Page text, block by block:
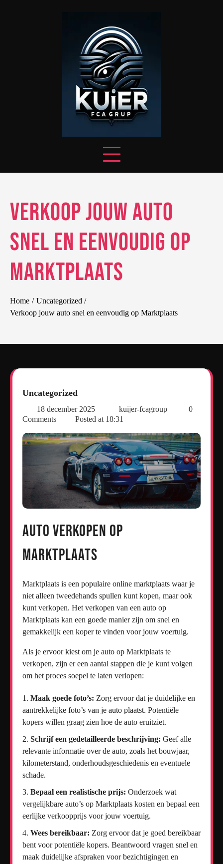
Verkoop jouw auto
snel en eenvoudig op
Marktplaats
Home
Uncategorized
Verkoop jouw auto snel en eenvoudig op Marktplaats
Uncategorized
18 december 2025 kuijer-fcagroup
0
Comments
Posted at 18:31
Auto verkopen op
Marktplaats
Marktplaats is een populaire online marktplaats waar je
niet alleen tweedehands spullen kunt kopen, maar ook
kunt verkopen. Het verkopen van een auto op
Marktplaats kan een goede manier zijn om snel en
gemakkelijk een koper te vinden voor jouw voertuig.
Als je ervoor kiest om je auto op Marktplaats te
verkopen, zijn er een aantal stappen die je kunt volgen
om het proces soepel te laten verlopen:
Maak goede foto’s: Zorg ervoor dat je duidelijke en
aantrekkelijke foto’s van je auto plaatst. Potentiële
kopers willen graag zien hoe de auto eruitziet.
Schrijf een gedetailleerde beschrijving: Geef alle
relevante informatie over de auto, zoals het bouwjaar,
kilometerstand, onderhoudsgeschiedenis en eventuele
schade.
Bepaal een realistische prijs: Onderzoek wat
vergelijkbare auto’s op Marktplaats kosten en bepaal een
eerlijke verkoopprijs voor jouw voertuig.
Wees bereikbaar: Zorg ervoor dat je goed bereikbaar
bent voor potentiële kopers. Beantwoord vragen snel en
maak duidelijke afspraken voor bezichtigingen en